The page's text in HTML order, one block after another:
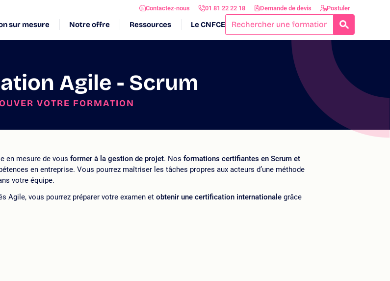
Contactez-nous 01 81 22 22 18 Demande de devis Postuler
sur mesure Notre offre Ressources Le CNFCE
Agile - Scrum
VOTRE FORMATION
en mesure de vous former à la gestion de projet. Nos formations certifiantes en Scrum et
en entreprise. Vous pourrez maîtriser les tâches propres aux acteurs d’une méthode
votre équipe.
Agile, vous pourrez préparer votre examen et obtenir une certification internationale grâce